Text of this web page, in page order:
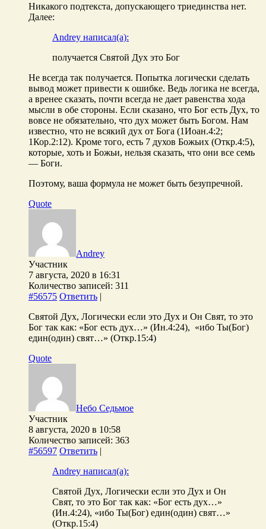
Никакого подтекста, допускающего триединства нет.
Далее:
Andrey написал(а):
получается Святой Дух это Бог
Не всегда так получается. Попытка логически сделать
вывод может привести к ошибке. Ведь логика не всегда,
а вренее сказать, почти всегда не дает равенства хода
мысли в обе стороны. Если сказано, что Бог есть Дух, то
вовсе не обязательно, что дух может быть Богом. Нам
известно, что не всякий дух от Бога (1Иоан.4:2;
1Кор.2:12). Кроме того, есть 7 духов Божьих (Откр.4:5),
которые, хоть и Божьи, нельзя сказать, что они все семь
— Боги.
Поэтому, ваша формула не может быть безупречной.
Quote
Andrey
Участник
7 августа, 2020 в 16:31
Количество записей: 311
#56575 Ответить |
Святой Дух, Логически если это Дух и Он Свят, то это
Бог так как: «Бог есть дух…» (Ин.4:24), «ибо Ты(Бог)
един(один) свят…» (Откр.15:4)
Quote
Небо Седьмое
Участник
8 августа, 2020 в 10:58
Количество записей: 363
#56597 Ответить |
Andrey написал(а):
Святой Дух, Логически если это Дух и Он
Свят, то это Бог так как: «Бог есть дух…»
(Ин.4:24), «ибо Ты(Бог) един(один) свят…»
(Откр.15:4)